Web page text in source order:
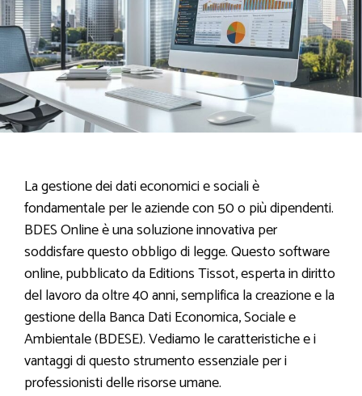
La gestione dei dati economici e sociali è
fondamentale per le aziende con 50 o più dipendenti.
BDES Online è una soluzione innovativa per
soddisfare questo obbligo di legge. Questo software
online, pubblicato da Editions Tissot, esperta in diritto
del lavoro da oltre 40 anni, semplifica la creazione e la
gestione della Banca Dati Economica, Sociale e
Ambientale (BDESE). Vediamo le caratteristiche e i
vantaggi di questo strumento essenziale per i
professionisti delle risorse umane.